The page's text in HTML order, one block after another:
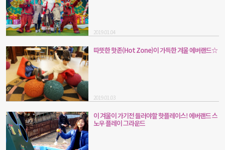
2019.01.04
따뜻한 핫존(Hot Zone)이 가득한 겨울 에버랜드☆
2019.01.03
이 겨울이 가기전 들러야할 핫플레이스! 에버랜드 스
노우 플레이 그라운드